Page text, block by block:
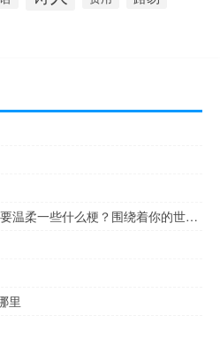
围绕着你的世界比你想象的要温柔一些什么梗？围绕着你的世界比你想象的要温柔一些是什么意思什么梗
里